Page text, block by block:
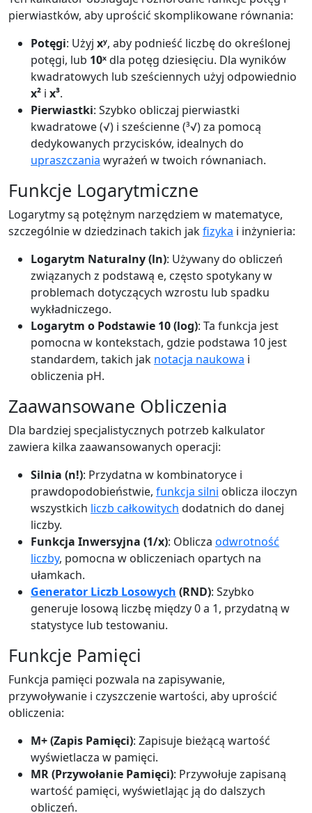
pierwiastków, aby uprościć skomplikowane równania:
Potęgi: Użyj xʸ, aby podnieść liczbę do określonej
potęgi, lub 10ˣdla potęg dziesięciu. Dla wyników
kwadratowych lub sześciennych użyj odpowiednio
x² i x³.
Pierwiastki: Szybko obliczaj pierwiastki
kwadratowe (√) i sześcienne (³√) za pomocą
dedykowanych przycisków, idealnych do
upraszczania wyrażeń w twoich równaniach.
Funkcje Logarytmiczne
Logarytmy są potężnym narzędziem w matematyce,
szczególnie w dziedzinach takich jakfizyka i inżynieria:
Logarytm Naturalny (ln): Używany do obliczeń
związanych z podstawą e, często spotykany w
problemach dotyczących wzrostu lub spadku
wykładniczego.
Logarytm o Podstawie 10 (log): Ta funkcja jest
pomocna w kontekstach, gdzie podstawa 10 jest
standardem, takich jak notacja naukowa i
obliczenia pH.
Zaawansowane Obliczenia
Dla bardziej specjalistycznych potrzeb kalkulator
zawiera kilka zaawansowanych operacji:
Silnia (n!): Przydatna w kombinatoryce i
prawdopodobieństwie, funkcja silni oblicza iloczyn
wszystkich liczb całkowitych dodatnich do danej
liczby.
Funkcja Inwersyjna (1/x): Oblicza odwrotność
liczby, pomocna w obliczeniach opartych na
ułamkach.
Generator Liczb Losowych (RND): Szybko
generuje losową liczbę między 0 a 1, przydatną w
statystyce lub testowaniu.
Funkcje Pamięci
Funkcja pamięci pozwala na zapisywanie,
przywoływanie i czyszczenie wartości, aby uprościć
obliczenia:
M+ (Zapis Pamięci): Zapisuje bieżącą wartość
wyświetlacza w pamięci.
MR (Przywołanie Pamięci): Przywołuje zapisaną
wartość pamięci, wyświetlając ją do dalszych
obliczeń.